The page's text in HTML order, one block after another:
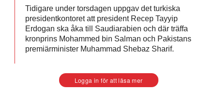
Tidigare under torsdagen uppgav det turkiska
presidentkontoret att president Recep Tayyip
Erdogan ska åka till Saudiarabien och där träffa
kronprins Mohammed bin Salman och Pakistans
premiärminister Muhammad Shebaz Sharif.
Logga in för att läsa mer